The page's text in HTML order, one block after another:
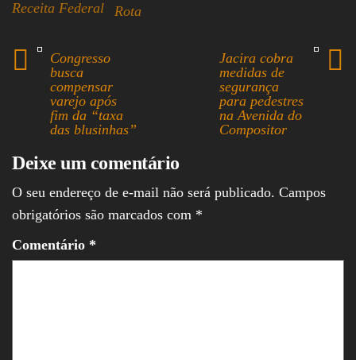
Receita Federal
Rota
Congresso
busca
compensar
varejo após
fim da “taxa
das blusinhas”
Jacira cobra
medidas de
segurança
para pedestres
na Avenida do
Compositor
Deixe um comentário
O seu endereço de e-mail não será publicado. Campos
obrigatórios são marcados com *
Comentário *